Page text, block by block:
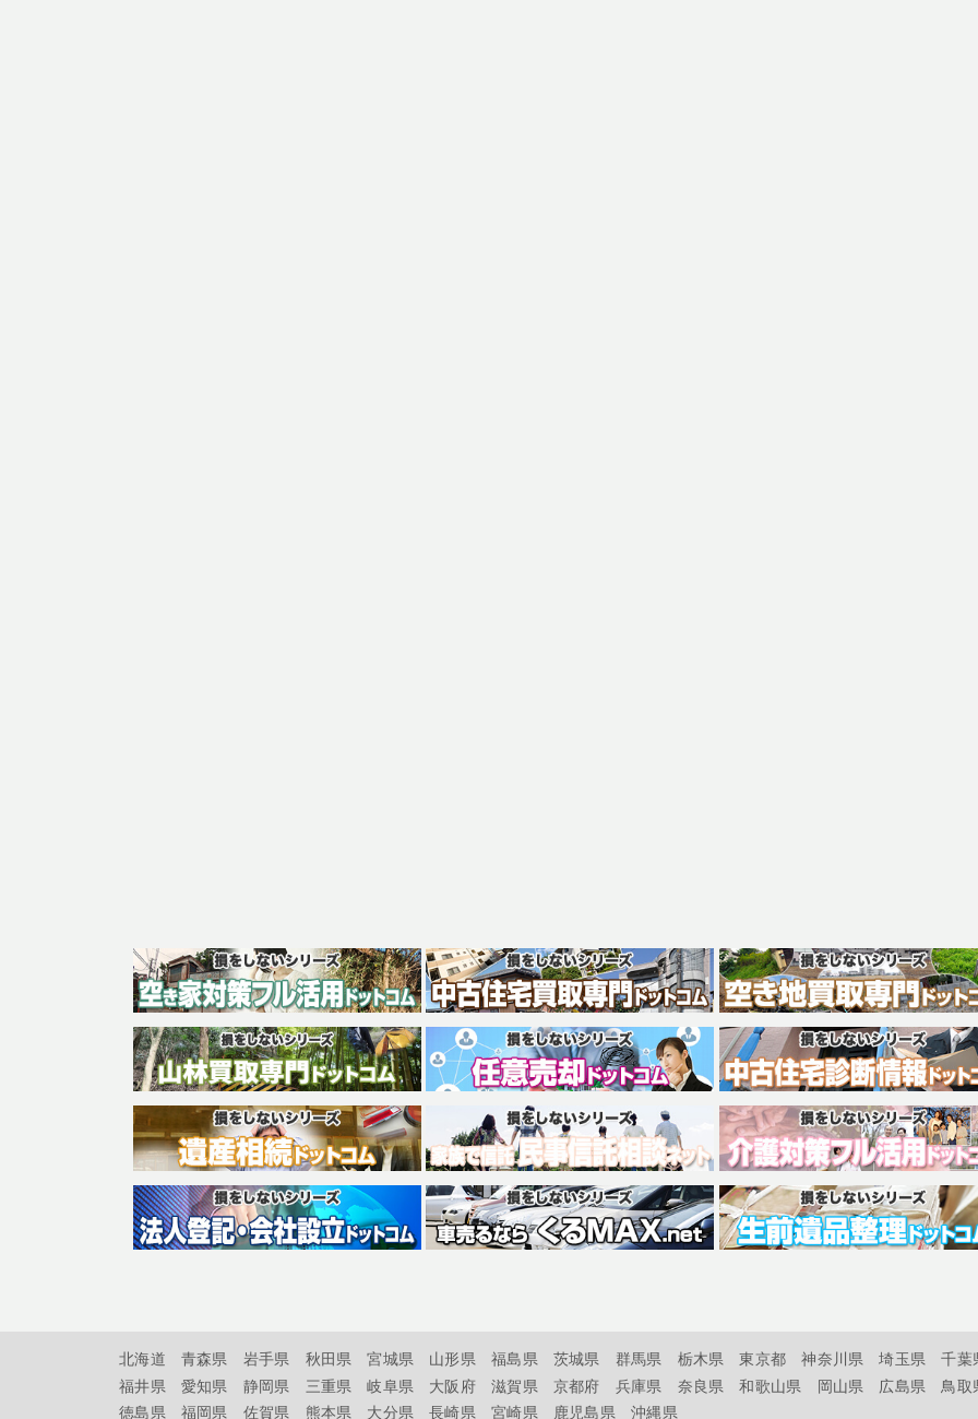
北海道 青森県 岩手県 秋田県 宮城県 山形県 福島県 茨城県 群馬県 栃木県 東京都 神奈川県 埼玉県
千葉
福井県
愛知県 静岡県 三重県 岐阜県 大阪府 滋賀県 京都府 兵庫県 奈良県 和歌山県 岡山県 広島県
鳥取
徳島県
福岡県 佐賀県 熊本県 大分県 長崎県 宮崎県 鹿児島県 沖縄県